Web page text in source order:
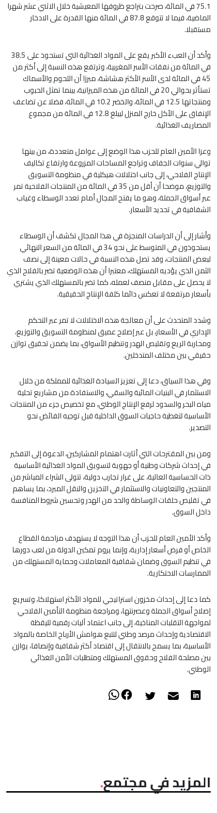
75.1 في المائة، صرحت بتراجع ظروفها المعيشية خلال الاثني عشر شهرا
الماضية، فيما لا تتوقع 87.8 في المائة منها القدرة على الادخار
مستقبلا.
وأكد أن العبء الأكبر يقع على المواد الغذائية التي تستحوذ على 38.5
في المائة من نفقات الأسر المغربية، وترتفع هذه النسبة إلى أكثر من
45 في المائة لدى الأسر الأكثر هشاشة، مبرزا أن اللحوم والأسماك
تستأثر بحوالي 20 في المائة من هذه الميزانية، بينما تمثل الحبوب
ومنتجاتها 12.5 في المائة، والخضر 10.2 في المائة، فضلا عن تضاعف
الإنفاق على الأكل خارج المنزل ليبلغ 12.8 في المائة من مجموع
المصاريف الغذائية.
وعزا الأمين العام للحزب هذا الوضع إلى عوامل متعددة، من بينها
توالي سنوات الجفاف وتراجع المساحات المزروعة وارتفاع تكاليف
الإنتاج الفلاحي، إلى جانب اختلالات هيكلية في منظومة التسويق
والتوزيع، موضحا أن أقل من 35 في المائة من المنتجات الفلاحية تمر
عبر أسواق الجملة، وهو ما يفتح المجال أمام تعدد الوسطاء وغياب
الشفافية في تحديد الأسعار.
وأشار إلى أن الدراسات المنجزة في هذا المجال تكشف أن الوسطاء
يستحوذون في المتوسط على نحو 34 في المائة من السعر النهائي
لبعض المنتجات، وقد تصل هذه النسبة في حالات معينة إلى نصف
الثمن الذي يؤديه المستهلك، معتبرا أن هذه الوضعية تضر بالفلاح الذي
لا يحصل على مقابل منصف لعمله، كما تضر بالمستهلك الذي يشتري
بأسعار مرتفعة لا تعكس دائما كلفة الإنتاج الحقيقية.
وشدد المتحدث على أن معالجة هذه الاختلالات لا تمر عبر التحكم
الإداري في الأسعار، بل عبر إصلاح عميق لمنظومة التسويق والتوزيع،
ومحاربة الريع وتقليص الهدر وتنظيم الأسواق، بما يضمن تحقيق توازن
حقيقي بين مختلف المتدخلين.
وفي هذا السياق، دعا إلى تعزيز السيادة الغذائية للمملكة من خلال
الاستثمار في البنيات المائية والسقي، والاستفادة من مشاريع تحلية
مياه البحر والسدود لرفع الإنتاج الوطني، مع تخصيص جزء من المنتجات
الأساسية لتغطية حاجيات السوق الداخلية قبل توجيه الفائض نحو
التصدير.
ومن بين المقترحات التي أثارت اهتمام المشاركين، الدعوة إلى التفكير
في إحداث شركات وطنية أو جهوية لتسويق المواد الغذائية الأساسية
ذات الحساسية العالية، على غرار تجارب دولية، تتولى الشراء المباشر من
المنتجين والتعاونيات والاستثمار في التخزين والنقل المبرد، بما يساهم
في تقليص حلقات الوساطة والحد من الهدر وتحسين شروط المنافسة
داخل السوق.
وأكد الأمين العام للحزب أن هذا التوجه لا يستهدف مزاحمة القطاع
الخاص أو فرض أسعار إدارية، وإنما يروم تمكين الدولة من لعب دورها
في تنظيم السوق وضمان شفافية المعاملات وحماية المستهلك من
الممارسات الاحتكارية.
كما دعا إلى إحداث مخزون استراتيجي للمواد الأكثر استهلاكا، وتسريع
إصلاح أسواق الجملة وعصرنتها، ومراجعة منظومة التأمين الفلاحي
لمواجهة التقلبات المناخية، إلى جانب اعتماد آليات رقمية لليقظة
الاقتصادية وإحداث مرصد وطني لتتبع هوامش الأرباح الخاصة بالمواد
الأساسية، بما يسمح بالانتقال إلى اقتصاد أكثر شفافية وإنصافا، يوازن
بين مصلحة الفلاح وحقوق المستهلك ومتطلبات الأمن الغذائي
الوطني.
المزيد في مجتمع